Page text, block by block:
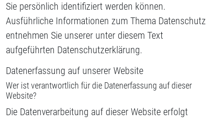
Sie persönlich identifiziert werden können.
Ausführliche Informationen zum Thema Datenschutz
entnehmen Sie unserer unter diesem Text
aufgeführten Datenschutzerklärung.
Datenerfassung auf unserer Website
Wer ist verantwortlich für die Datenerfassung auf dieser
Website?
Die Datenverarbeitung auf dieser Website erfolgt